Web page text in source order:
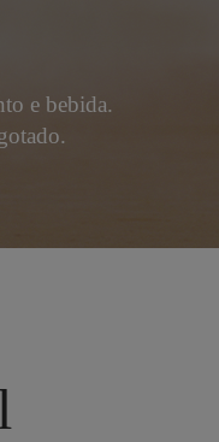
e bebida.